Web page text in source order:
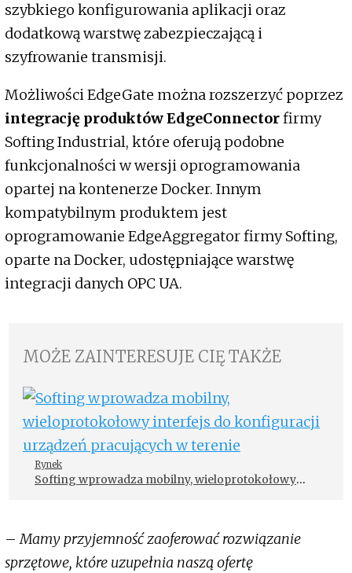
szybkiego konfigurowania aplikacji oraz
dodatkową warstwę zabezpieczającą i
szyfrowanie transmisji.
Możliwości EdgeGate można rozszerzyć poprzez
integrację produktów EdgeConnectorfirmy
Softing Industrial, które oferują podobne
funkcjonalności w wersji oprogramowania
opartej na kontenerze Docker. Innym
kompatybilnym produktem jest
oprogramowanie EdgeAggregator firmy Softing,
oparte na Docker, udostępniające warstwę
integracji danych OPC UA.
MOŻE ZAINTERESUJE CIĘ TAKŻE
Rynek
Softing wprowadza mobilny, wieloprotokołowy
–Mamy przyjemność zaoferować rozwiązanie
sprzętowe, które uzupełnia naszą ofertę